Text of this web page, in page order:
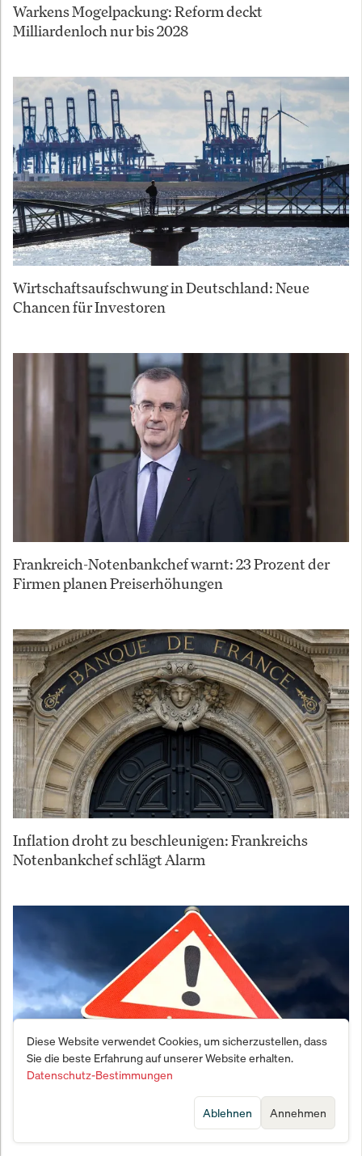
Warkens Mogelpackung: Reform deckt
Milliardenloch nur bis 2028
Wirtschaftsaufschwung in Deutschland: Neue
Chancen für Investoren
Frankreich-Notenbankchef warnt: 23 Prozent der
Firmen planen Preiserhöhungen
Inflation droht zu beschleunigen: Frankreichs
Notenbankchef schlägt Alarm
Deutschlands Wirtschaft im Krisenmode: Rezession
droht 2026
Diese Website verwendet Cookies, um sicherzustellen, dass
Sie die beste Erfahrung auf unserer Website erhalten.
Datenschutz-Bestimmungen
Annehmen
Ablehnen